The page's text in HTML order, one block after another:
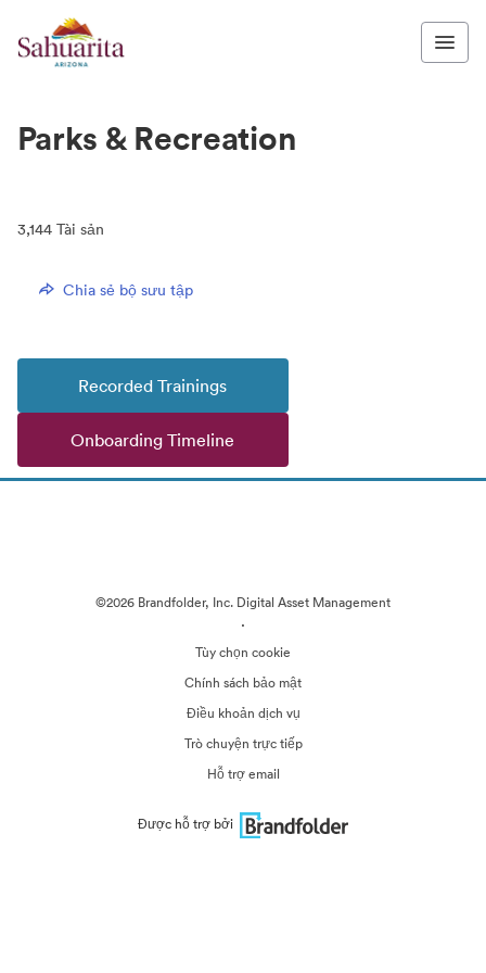
Parks & Recreation
3,144 Tài sản
Chia sẻ bộ sưu tập
Recorded Trainings
Onboarding Timeline
©2026 Brandfolder, Inc. Digital Asset Management
·
Tùy chọn cookie
Chính sách bảo mật
Điều khoản dịch vụ
Trò chuyện trực tiếp
Hỗ trợ email
Được hỗ trợ bởi